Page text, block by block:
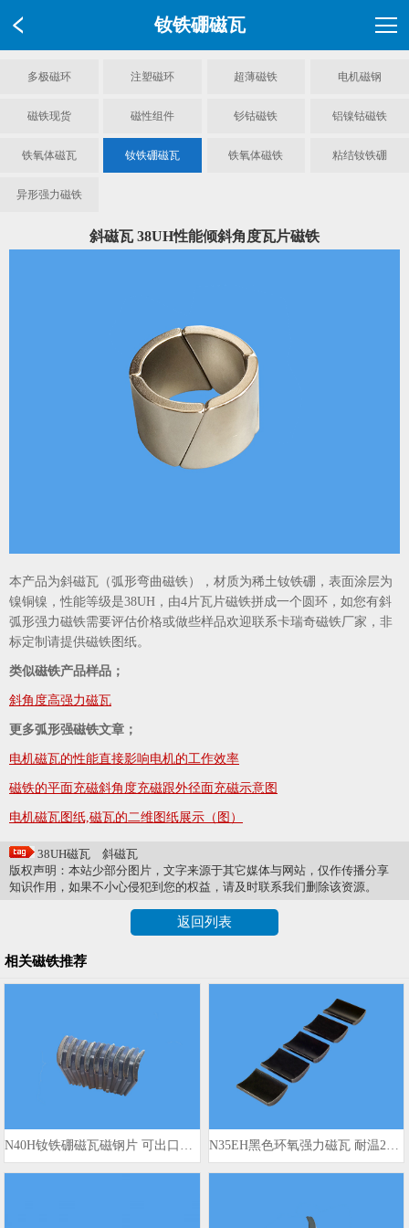
钕铁硼磁瓦
多极磁环 注塑磁环 超薄磁铁 电机磁钢
磁铁现货 磁性组件 钐钴磁铁 铝镍钴磁铁
铁氧体磁瓦 钕铁硼磁瓦 铁氧体磁铁 粘结钕铁硼
异形强力磁铁
斜磁瓦 38UH性能倾斜角度瓦片磁铁
本产品为斜磁瓦（弧形弯曲磁铁），材质为稀土钕铁硼，表面涂层为
镍铜镍，性能等级是38UH，由4片瓦片磁铁拼成一个圆环，如您有斜
弧形强力磁铁需要评估价格或做些样品欢迎联系卡瑞奇磁铁厂家，非
标定制请提供磁铁图纸。
类似磁铁产品样品；
斜角度高强力磁瓦
更多弧形强磁铁文章；
电机磁瓦的性能直接影响电机的工作效率
磁铁的平面充磁斜角度充磁跟外径面充磁示意图
电机磁瓦图纸,磁瓦的二维图纸展示（图）
38UH磁瓦
斜磁瓦
版权声明：本站少部分图片，文字来源于其它媒体与网站，仅作传播分享
知识作用，如果不小心侵犯到您的权益，请及时联系我们删除该资源。
返回列表
相关磁铁推荐
N40H钕铁硼磁瓦磁钢片 可出口国外 N35EH黑色环氧强力磁瓦 耐温200℃